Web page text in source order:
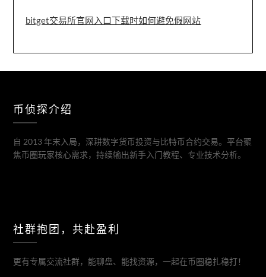
bitget交易所官网入口下载时如何避免假网站
币侦探介绍
自 2013 年末入局，深耕数字货币投资与比特币合约交易。平台聚
焦币圈玩家核心需求，持续输出新手入门教程、专业技术分析。
社群抱团，共赴盈利
更有专属交流社群，能聊盘、能找资源，一起在币圈稳扎稳打！